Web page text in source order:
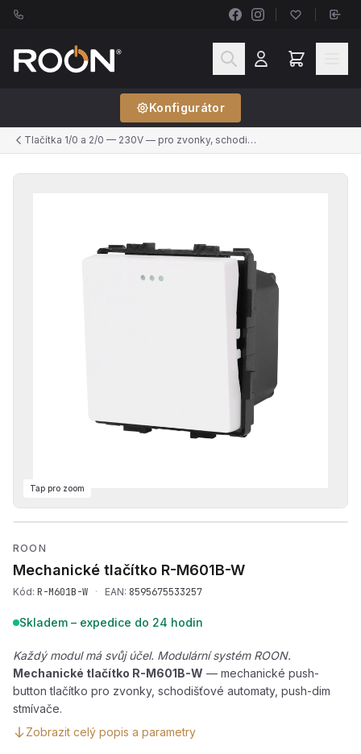
Konfigurátor
Tlačítka 1/0 a 2/0 — 230V — pro zvonky, schodišťové automaty, push-dim stmívače, ventilátory
Tap pro zoom
ROON
Mechanické tlačítko R-M601B-W
Kód: R-M601B-W · EAN: 8595675533257
Skladem – expedice do 24 hodin
Každý modul má svůj účel. Modulární systém ROON.
Mechanické tlačítko R-M601B-W — mechanické push-
button tlačítko pro zvonky, schodišťové automaty, push-dim
stmívače.
Zobrazit celý popis a parametry